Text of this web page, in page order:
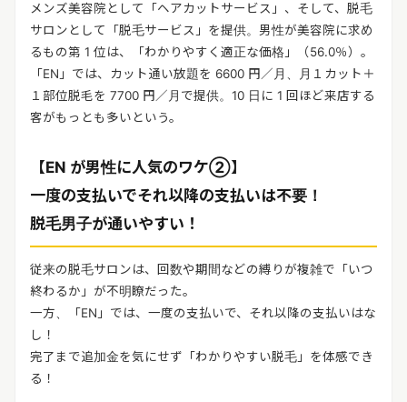
メンズ美容院として「ヘアカットサービス」、そして、脱毛
サロンとして「脱毛サービス」を提供。男性が美容院に求め
るもの第 1 位は、「わかりやすく適正な価格」（56.0％）。
「EN」では、カット通い放題を 6600 円／月、月１カット＋
１部位脱毛を 7700 円／月で提供。10 日に 1 回ほど来店する
客がもっとも多いという。
【EN が男性に人気のワケ②】
一度の支払いでそれ以降の支払いは不要！
脱毛男子が通いやすい！
従来の脱毛サロンは、回数や期間などの縛りが複雑で「いつ
終わるか」が不明瞭だった。
一方、「EN」では、一度の支払いで、それ以降の支払いはな
し！
完了まで追加金を気にせず「わかりやすい脱毛」を体感でき
る！